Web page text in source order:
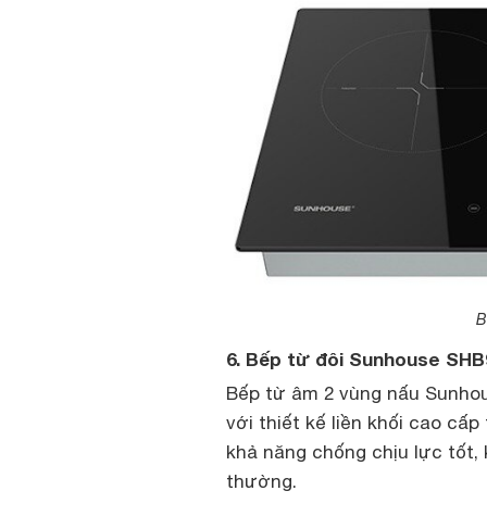
6. Bếp từ đôi Sunhouse
Bếp từ âm 2 vùng nấu
với thiết kế liền khối cao
khả năng chống chịu lực
thường.